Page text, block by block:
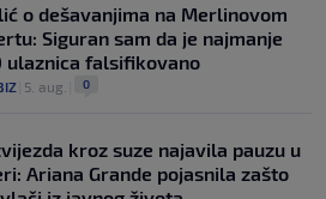
o dešavanjima na Merlinovom
Siguran sam da je najmanje
ulaznica falsifikovano
5. aug. 0
kroz suze najavila pauzu u
Ariana Grande pojasnila zašto